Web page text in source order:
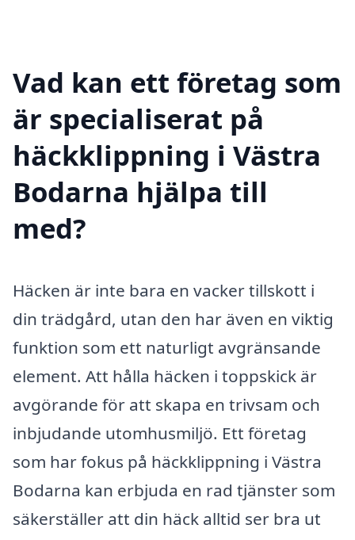
Vad kan ett företag som
är specialiserat på
häckklippning i Västra
Bodarna hjälpa till
med?
Häcken är inte bara en vacker tillskott i
din trädgård, utan den har även en viktig
funktion som ett naturligt avgränsande
element. Att hålla häcken i toppskick är
avgörande för att skapa en trivsam och
inbjudande utomhusmiljö. Ett företag
som har fokus på häckklippning i Västra
Bodarna kan erbjuda en rad tjänster som
säkerställer att din häck alltid ser bra ut